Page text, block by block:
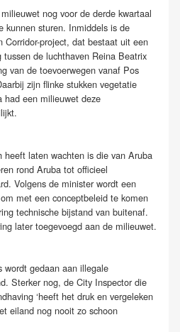
nog voor de derde kwartaal
kunnen sturen. Inmiddels is de
Corridor-project, dat bestaat uit een
de luchthaven Reina Beatrix
van de toevoerwegen vanaf Pos
zijn flinke stukken vegetatie
had een milieuwet deze
heeft laten wachten is die van Aruba
rond Aruba tot officieel
Volgens de minister wordt een
met een conceptbeleid te komen
technische bijstand van buitenaf.
later toegevoegd aan de milieuwet.
wordt gedaan aan illegale
Sterker nog, de City Inspector die
‘heeft het druk en vergeleken
eiland nog nooit zo schoon